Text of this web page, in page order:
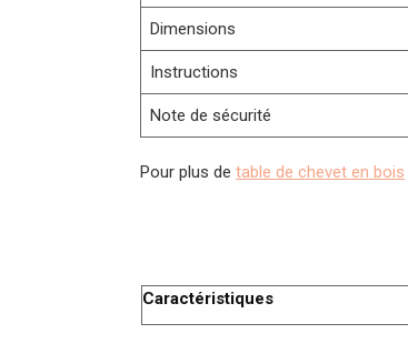
Dimensions
Instructions
Note de sécurité
Pour plus detable de chevet en bois
Caractéristiques